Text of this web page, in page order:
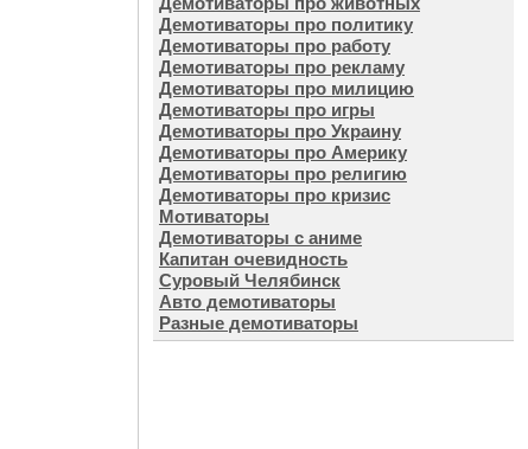
Демотиваторы про политику
Демотиваторы про работу
Демотиваторы про рекламу
Демотиваторы про милицию
Демотиваторы про игры
Демотиваторы про Украину
Демотиваторы про Америку
Демотиваторы про религию
Демотиваторы про кризис
Мотиваторы
Демотиваторы с аниме
Капитан очевидность
Суровый Челябинск
Авто демотиваторы
Разные демотиваторы